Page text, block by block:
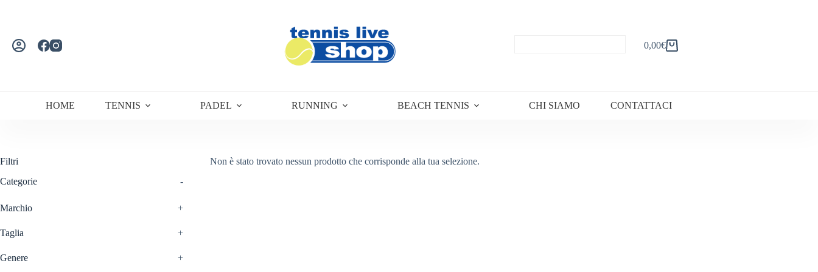
Carrello
0,00€
HOME TENNIS PADEL RUNNING BEACH TENNIS CHI SIAMO CONTATTACI
Non è stato trovato nessun prodotto che corrisponde alla tua selezione.
Filtri
Categorie
-
Marchio +
Taglia +
Genere +